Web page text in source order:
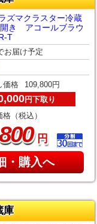
ズマクラスター冷蔵
き アコールブラウ
T
お届け予定
価格 109,800円
円下取り
格（税込）
円
・購入へ
庫